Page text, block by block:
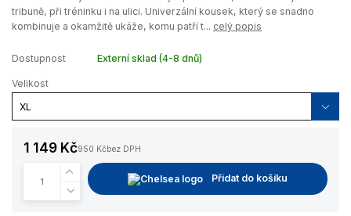
tribuně, při tréninku i na ulici. Univerzální kousek, který se snadno
kombinuje a okamžitě ukáže, komu patří t... celý popis
Dostupnost Externí sklad (4-8 dnů)
Velikost
1 149 Kč950 Kčbez DPH
Přidat do košíku